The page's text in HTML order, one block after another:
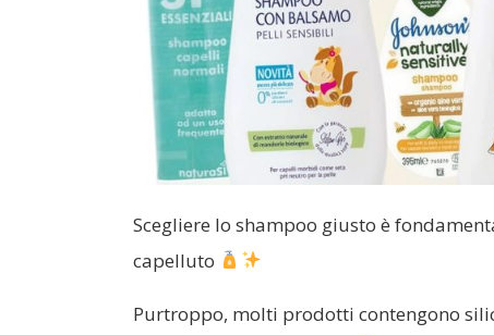
Scegliere lo shampoo giusto è
capelluto
Purtroppo, molti prodotti contengono